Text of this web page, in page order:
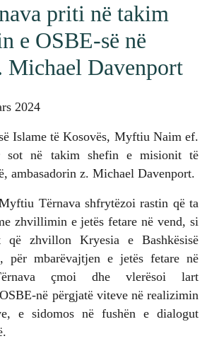
priti në takim
e OSBE-së në
Michael Davenport
2024
Islame të Kosovës, Myftiu Naim ef.
sot në takim shefin e misionit të
ambasadorin z. Michael Davenport.
Tërnava shfrytëzoi rastin që ta
zhvillimin e jetës fetare në vend, si
që zhvillon Kryesia e Bashkësisë
për mbarëvajtjen e jetës fetare në
çmoi dhe vlerësoi lart
në përgjatë viteve në realizimin
e sidomos në fushën e dialogut